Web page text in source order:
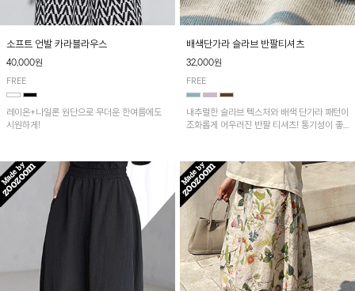
소프트 언발 카라블라우스
40,000원
FREE
레이온+나일론 원단으로 무더운 한여름에도
시원하게!
배색단가라 슬라브 반팔티셔츠
32,000원
FREE
내추럴한 슬라브 텍스처와 배색 단가라 패턴이
조화롭게 어우러진 반팔 티셔츠! 통기성이 좋